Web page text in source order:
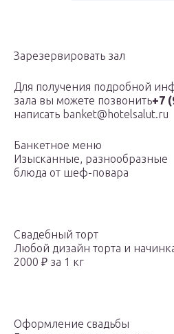
Зарезервировать зал
Для получения подробной
зала вы можете позвонить+7
написать banket@hotelsalut.ru
Банкетное меню
Изысканные, разнообразные
блюда от шеф-повара
Свадебный торт
Любой дизайн торта и
2000 ₽ за 1 кг
Оформление свадьбы